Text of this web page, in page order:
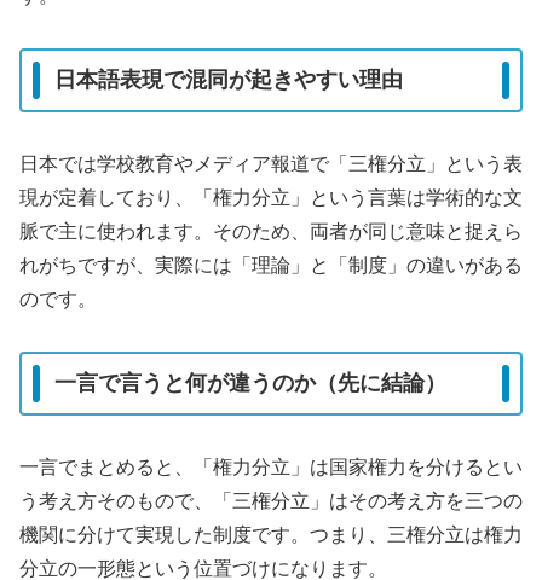
日本語表現で混同が起きやすい理由
日本では学校教育やメディア報道で「三権分立」という表
現が定着しており、「権力分立」という言葉は学術的な文
脈で主に使われます。そのため、両者が同じ意味と捉えら
れがちですが、実際には「理論」と「制度」の違いがある
のです。
一言で言うと何が違うのか（先に結論）
一言でまとめると、「権力分立」は国家権力を分けるとい
う考え方そのもので、「三権分立」はその考え方を三つの
機関に分けて実現した制度です。つまり、三権分立は権力
分立の一形態という位置づけになります。